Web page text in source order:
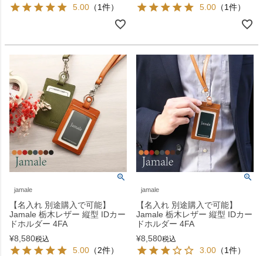
5.00 （1件） 5.00 （1件）
jamale
【名入れ 別途購入で可能】
Jamale 栃木レザー 縦型 IDカー
ドホルダー 4FA
¥8,580税込
5.00 （2件）
jamale
【名入れ 別途購入で可能】
Jamale 栃木レザー 縦型 IDカー
ドホルダー 4FA
¥8,580税込
3.00 （1件）